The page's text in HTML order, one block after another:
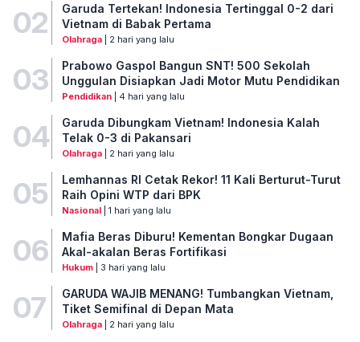
02
Garuda Tertekan! Indonesia Tertinggal 0-2 dari
Vietnam di Babak Pertama
Olahraga| 2 hari yang lalu
03
Prabowo Gaspol Bangun SNT! 500 Sekolah
Unggulan Disiapkan Jadi Motor Mutu Pendidikan
Pendidikan| 4 hari yang lalu
04
Garuda Dibungkam Vietnam! Indonesia Kalah
Telak 0-3 di Pakansari
Olahraga| 2 hari yang lalu
05
Lemhannas RI Cetak Rekor! 11 Kali Berturut-Turut
Raih Opini WTP dari BPK
Nasional| 1 hari yang lalu
06
Mafia Beras Diburu! Kementan Bongkar Dugaan
Akal-akalan Beras Fortifikasi
Hukum| 3 hari yang lalu
07
GARUDA WAJIB MENANG! Tumbangkan Vietnam,
Tiket Semifinal di Depan Mata
Olahraga| 2 hari yang lalu